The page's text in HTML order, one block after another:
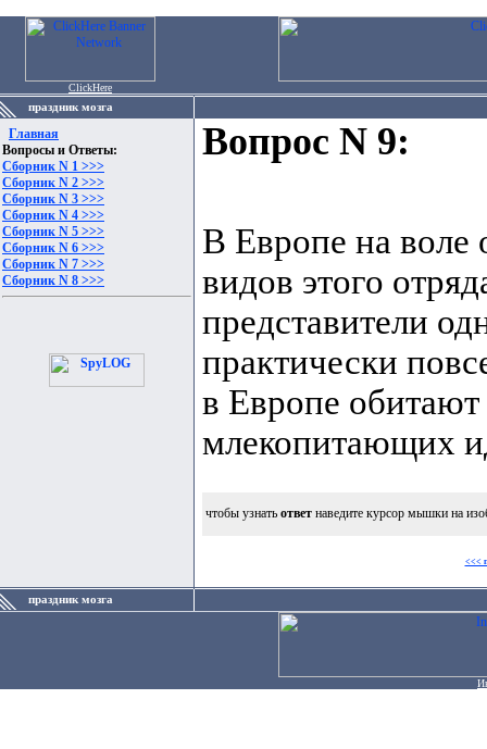
ClickHere
праздник мозга
Главная
Вопросы и Ответы:
Сборник N 1 >>>
Сборник N 2 >>>
Сборник N 3 >>>
Сборник N 4 >>>
Сборник N 5 >>>
Сборник N 6 >>>
Сборник N 7 >>>
Сборник N 8 >>>
Вопрос N 9:
В Европе на воле
видов этого
представители
практически
в Европе
млекопитающих
чтобы узнать ответ наведите курсор мышки на
<<<
праздник мозга